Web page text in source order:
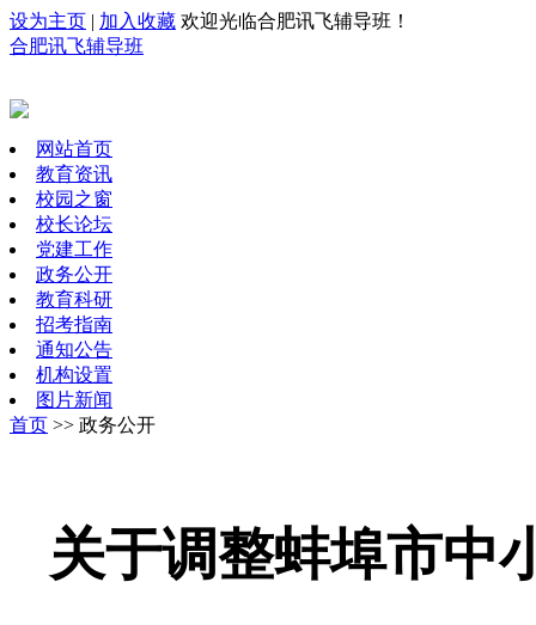
设为主页 | 加入收藏 欢迎光临合肥讯飞辅导班！
合肥讯飞辅导班
网站首页
教育资讯
校园之窗
校长论坛
党建工作
政务公开
教育科研
招考指南
通知公告
机构设置
图片新闻
首页 >> 政务公开
关于调整蚌埠市中